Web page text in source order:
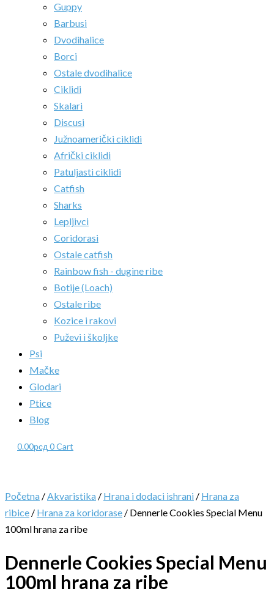
Guppy
Barbusi
Dvodihalice
Borci
Ostale dvodihalice
Ciklidi
Skalari
Discusi
Južnoamerički ciklidi
Afrički ciklidi
Patuljasti ciklidi
Catfish
Sharks
Lepljivci
Coridorasi
Ostale catfish
Rainbow fish - dugine ribe
Botije (Loach)
Ostale ribe
Kozice i rakovi
Puževi i školjke
Psi
Mačke
Glodari
Ptice
Blog
0.00рсд 0Cart
Početna /Akvaristika / Hrana i dodaci ishrani / Hrana za
ribice / Hrana za koridorase / Dennerle Cookies Special Menu
100ml hrana za ribe
Dennerle Cookies Special Menu
100ml hrana za ribe